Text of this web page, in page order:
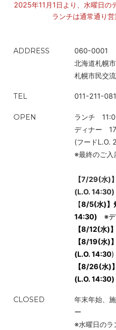
の香りをさらに引き立てる。そ
大切にしている。
りわけ興味深かったのが、
んのエゾシカのこと。春と夏はク
旨味をたっぷりと蓄えた秋、木
了する冬。北海道のくっきりとし
が仕留めたシカは世界一」と言
2025年11月1日より、水曜日の
ランチは通常通り営
ADDRESS
060-0001
北海道札幌
札幌市民交
TEL 011-211-
OPEN
ランチ
ディナー
(フードL.O.
※最終のご
【7/29(水)
(L.O. 14:30)
【8/5(水)】
14:30) ※デ
【8/12(水)
【8/19(水)
(L.O. 14:30)
【8/26(水
(L.O.
CLOSED
年末年始、
ー
※水曜日のラ